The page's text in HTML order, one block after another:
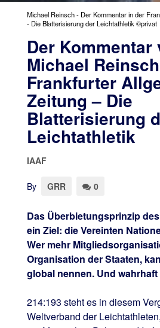
Michael Reinsch - Der Kommentar in der
- Die Blatterisierung der Leichtathletik ©privat
Der Kommentar
Michael
Frankfurter
Zeitung – Die
Blatterisierung
Leichtathletik
IAAF
By GRR 0
Das Überbietungsprinzip
ein Ziel: die Vereinten
Wer mehr
Organisation der Staaten,
global nennen. Und
214:193 steht es in diesem
Weltverband der